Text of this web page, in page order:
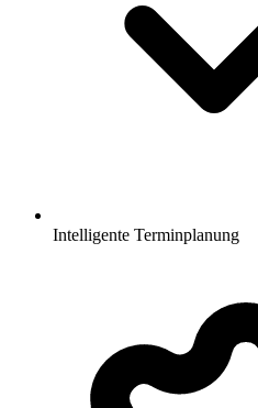
Intelligente Terminplanung